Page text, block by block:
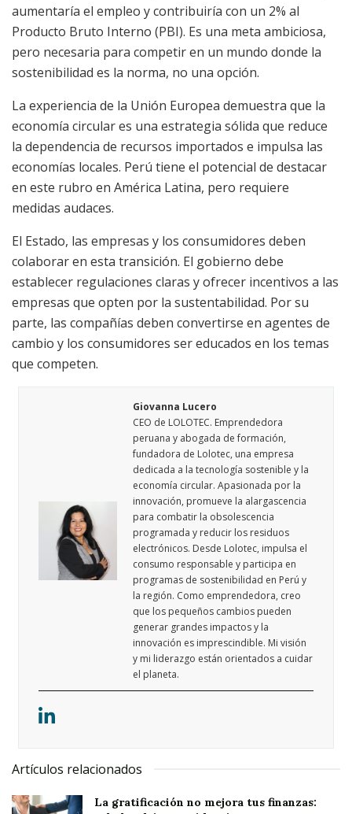
aumentaría el empleo y contribuiría con un 2% al
Producto Bruto Interno (PBI). Es una meta ambiciosa,
pero necesaria para competir en un mundo donde la
sostenibilidad es la norma, no una opción.
La experiencia de la Unión Europea demuestra que la
economía circular es una estrategia sólida que reduce
la dependencia de recursos importados e impulsa las
economías locales. Perú tiene el potencial de destacar
en este rubro en América Latina, pero requiere
medidas audaces.
El Estado, las empresas y los consumidores deben
colaborar en esta transición. El gobierno debe
establecer regulaciones claras y ofrecer incentivos a las
empresas que opten por la sustentabilidad. Por su
parte, las compañías deben convertirse en agentes de
cambio y los consumidores ser educados en los temas
que competen.
Giovanna Lucero
CEO de LOLOTEC. Emprendedora
peruana y abogada de formación,
fundadora de Lolotec, una empresa
dedicada a la tecnología sostenible y la
economía circular. Apasionada por la
innovación, promueve la alargascencia
para combatir la obsolescencia
programada y reducir los residuos
electrónicos. Desde Lolotec, impulsa el
consumo responsable y participa en
programas de sostenibilidad en Perú y
la región. Como emprendedora, creo
que los pequeños cambios pueden
generar grandes impactos y la
innovación es imprescindible. Mi visión
y mi liderazgo están orientados a cuidar
el planeta.
Artículos relacionados
La gratificación no mejora tus finanzas: